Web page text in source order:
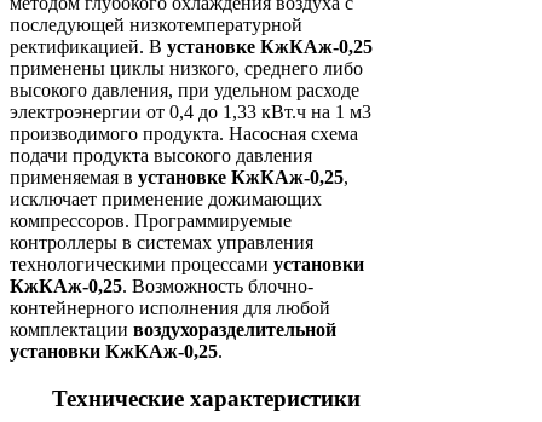
последующей низкотемпературной
ректификацией. В установке КжКАж-0,25
применены циклы низкого, среднего либо
высокого давления, при удельном расходе
электроэнергии от 0,4 до 1,33 кВт.ч на 1 м3
производимого продукта. Насосная схема
подачи продукта высокого давления
применяемая в установке КжКАж-0,25,
исключает применение дожимающих
компрессоров. Программируемые
контроллеры в системах управления
технологическими процессами установки
КжКАж-0,25. Возможность блочно-
контейнерного исполнения для любой
комплектации воздухоразделительной
установки КжКАж-0,25.
Технические характеристики